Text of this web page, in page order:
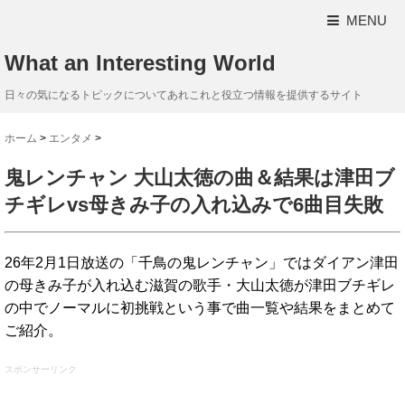
MENU
What an Interesting World
日々の気になるトピックについてあれこれと役立つ情報を提供するサイト
ホーム > エンタメ >
鬼レンチャン 大山太徳の曲＆結果は津田ブ
チギレvs母きみ子の入れ込みで6曲目失敗
26年2月1日放送の「千鳥の鬼レンチャン」ではダイアン津田
の母きみ子が入れ込む滋賀の歌手・大山太徳が津田ブチギレ
の中でノーマルに初挑戦という事で曲一覧や結果をまとめて
ご紹介。
スポンサーリンク